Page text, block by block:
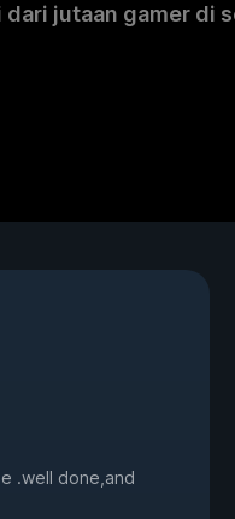
jutaan gamer di
.well done,and